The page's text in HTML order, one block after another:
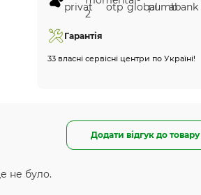
Гарантія
33 власні сервісні центри по Україні!
Додати відгук до товару
не було.